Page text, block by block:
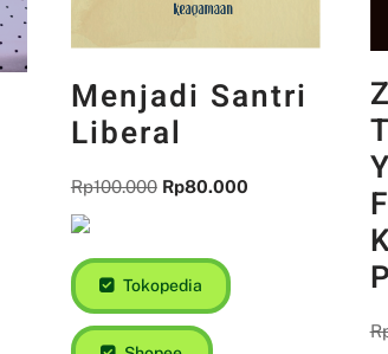
Menjadi Santri
Liberal
Rp100.000 Rp80.000
Tokopedia